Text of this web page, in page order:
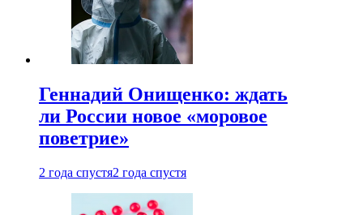
Геннадий Онищенко: ждать
ли России новое «моровое
поветрие»
2 года спустя2 года спустя